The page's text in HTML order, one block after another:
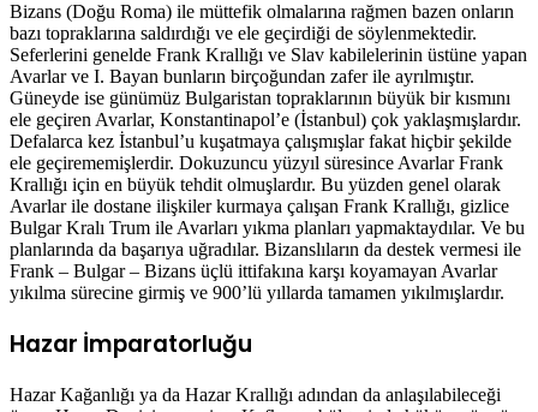
Bizans (Doğu Roma) ile müttefik olmalarına rağmen bazen onların
bazı topraklarına saldırdığı ve ele geçirdiği de söylenmektedir.
Seferlerini genelde Frank Krallığı ve Slav kabilelerinin üstüne yapan
Avarlar ve I. Bayan bunların birçoğundan zafer ile ayrılmıştır.
Güneyde ise günümüz Bulgaristan topraklarının büyük bir kısmını
ele geçiren Avarlar, Konstantinapol’e (İstanbul) çok yaklaşmışlardır.
Defalarca kez İstanbul’u kuşatmaya çalışmışlar fakat hiçbir şekilde
ele geçirememişlerdir. Dokuzuncu yüzyıl süresince Avarlar Frank
Krallığı için en büyük tehdit olmuşlardır. Bu yüzden genel olarak
Avarlar ile dostane ilişkiler kurmaya çalışan Frank Krallığı, gizlice
Bulgar Kralı Trum ile Avarları yıkma planları yapmaktaydılar. Ve bu
planlarında da başarıya uğradılar. Bizanslıların da destek vermesi ile
Frank – Bulgar – Bizans üçlü ittifakına karşı koyamayan Avarlar
yıkılma sürecine girmiş ve 900’lü yıllarda tamamen yıkılmışlardır.
Hazar İmparatorluğu
Hazar Kağanlığı ya da Hazar Krallığı adından da anlaşılabileceği